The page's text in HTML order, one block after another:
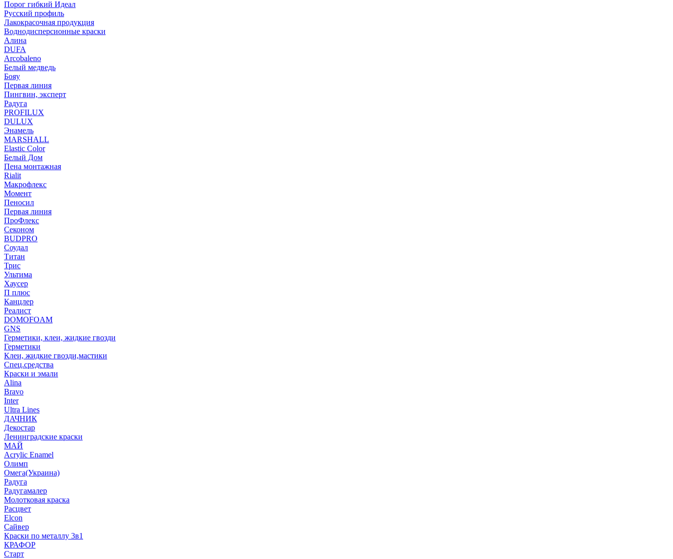
Порог гибкий Идеал
Русский профиль
Лакокрасочная продукция
Воднодисперсионные краски
Алина
DUFA
Arcobaleno
Белый медведь
Бояу
Первая линия
Пингвин, эксперт
Радуга
PROFILUX
DULUX
Энамель
MARSHALL
Elastic Color
Белый Дом
Пена монтажная
Rialit
Макрофлекс
Момент
Пеносил
Первая линия
ПроФлекс
Секоном
BUDPRO
Соудал
Титан
Трис
Ультима
Хаусер
П плюс
Канцлер
Реалист
DOMOFOAM
GNS
Герметики, клеи, жидкие гвозди
Герметики
Клеи, жидкие гвозди,мастики
Спец.средства
Краски и эмали
Alina
Bravo
Inter
Ultra Lines
ДАЧНИК
Декостар
Ленинградские краски
МАЙ
Acrylic Enamel
Олимп
Омега(Украина)
Радуга
Радугамалер
Молотковая краска
Расцвет
Elcon
Сайвер
Краски по металлу 3в1
КРАФОР
Старт